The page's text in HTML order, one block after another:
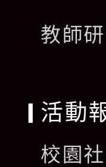
教師
活動
校園